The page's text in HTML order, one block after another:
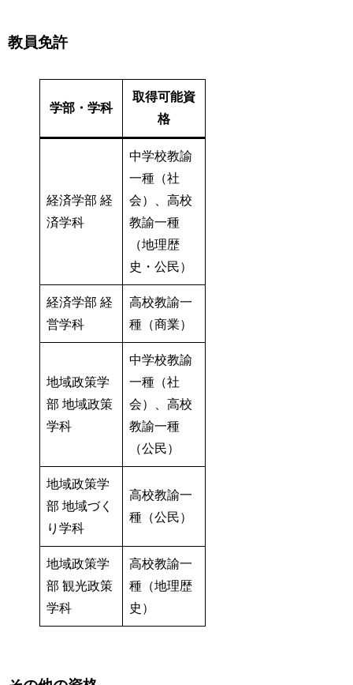
教員免許
学部・学科
取得可能資
格
経済学部 経
済学科
中学校教諭
一種（社
会）、高校
教諭一種
（地理歴
史・公民）
経済学部 経
営学科
高校教諭一
種（商業）
地域政策学
部 地域政策
学科
中学校教諭
一種（社
会）、高校
教諭一種
（公民）
地域政策学
部 地域づく
り学科
高校教諭一
種（公民）
地域政策学
部 観光政策
学科
高校教諭一
種（地理歴
史）